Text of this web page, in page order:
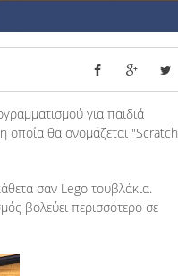
για παιδιά
οποία θα ονομάζεται "Scratch
σαν Lego τουβλάκια.
βολεύει περισσότερο σε